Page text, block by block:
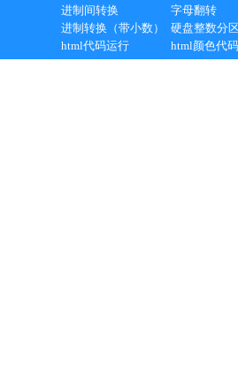
进制间转换
进制转换（带小数）
html代码运行
字母翻转
硬盘整数分
html颜色代码